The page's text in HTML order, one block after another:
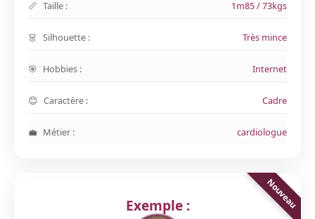
Taille : 1m85 / 73kgs
Silhouette : Très mince
Hobbies : Internet
Caractère : Cadre
Métier : cardiologue
Exemple :